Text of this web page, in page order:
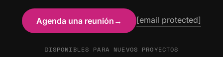
Agenda una reunión → [email protected]
DISPONIBLES PARA NUEVOS PROYECTOS